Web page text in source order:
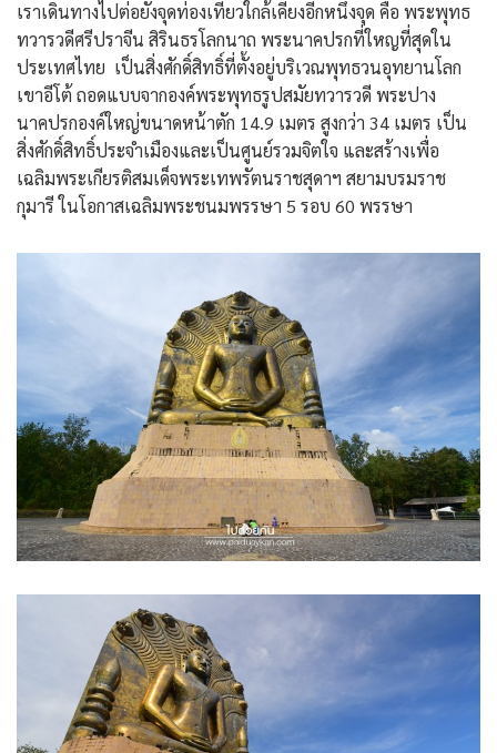
เราเดินทางไปต่อยังจุดท่องเที่ยวใกล้เคียงอีกหนึ่งจุด คือ พระพุทธ
ทวารวดีศรีปราจีน สิรินธรโลกนาถ พระนาคปรกที่ใหญที่สุดใน
ประเทศไทย เป็นสิ่งศักดิ์สิทธิ์ที่ตั้งอยู่บริเวณพุทธวนอุทยานโลก
เขาอีโต้ ถอดแบบจากองค์พระพุทธรูปสมัยทวารวดี พระปาง
นาคปรกองค์ใหญ่ขนาดหน้าตัก 14.9 เมตร สูงกว่า 34 เมตร เป็น
สิ่งศักดิ์สิทธิ์ประจำเมืองและเป็นศูนย์รวมจิตใจ และสร้างเพื่อ
เฉลิมพระเกียรติสมเด็จพระเทพรัตนราชสุดาฯ สยามบรมราช
กุมารี ในโอกาสเฉลิมพระชนมพรรษา 5 รอบ 60 พรรษา